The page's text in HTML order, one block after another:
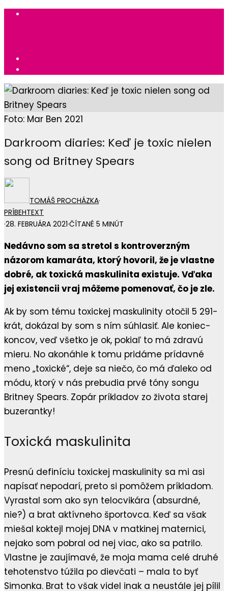
Foto: Mar Ben 2021
Darkroom diaries: Keď je toxic nielen
song od Britney Spears
TOMÁŠ PROCHÁZKA·
PRÍBEHTEXT
·28. FEBRUÁRA 2021·ČÍTANÉ 5 MINÚT
Nedávno som sa stretol s kontroverzným
názorom kamaráta, ktorý hovoril, že je vlastne
dobré, ak toxická maskulinita existuje. Vďaka
jej existencii vraj môžeme pomenovať, čo je zle.
Ak by som tému toxickej maskulinity otočil 5 291-
krát, dokázal by som s ním súhlasiť. Ale koniec-
koncov, veď všetko je ok, pokiaľ to má zdravú
mieru. No akonáhle k tomu pridáme prídavné
meno „toxické“, deje sa niečo, čo má ďaleko od
módu, ktorý v nás prebudia prvé tóny songu
Britney Spears. Zopár príkladov zo života starej
buzerantky!
Toxická maskulinita
Presnú definíciu toxickej maskulinity sa mi asi
napísať nepodarí, preto si pomôžem príkladom.
Vyrastal som ako syn telocvikára (absurdné,
nie?) a brat aktívneho športovca. Keď sa však
miešal koktejl mojej DNA v matkinej maternici,
nejako som pobral od nej viac, ako sa patrilo.
Vlastne je zaujímavé, že moja mama celé druhé
tehotenstvo túžila po dievčati – mala to byť
Simonka. Brat to však videl inak a neustále jej pílil